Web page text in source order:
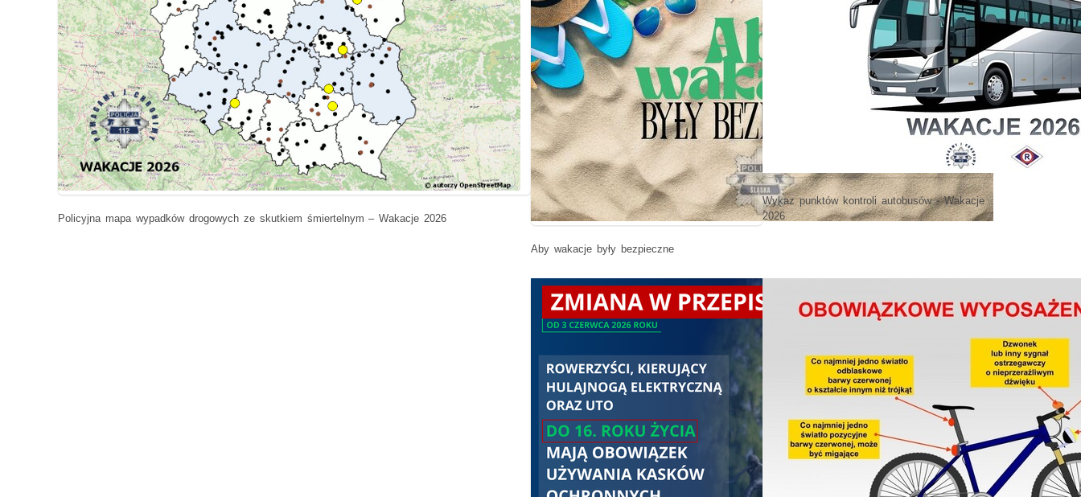
Policyjna mapa wypadków drogowych ze skutkiem śmiertelnym – Wakacje 2026
Aby wakacje były bezpieczne
Wykaz punktów kontroli autobusów - Wakacje
2026